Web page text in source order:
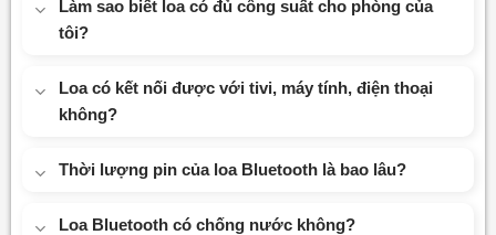
Làm sao biết loa có đủ công suất cho phòng của
tôi?
Loa có kết nối được với tivi, máy tính, điện thoại
không?
Thời lượng pin của loa Bluetooth là bao lâu?
Loa Bluetooth có chống nước không?